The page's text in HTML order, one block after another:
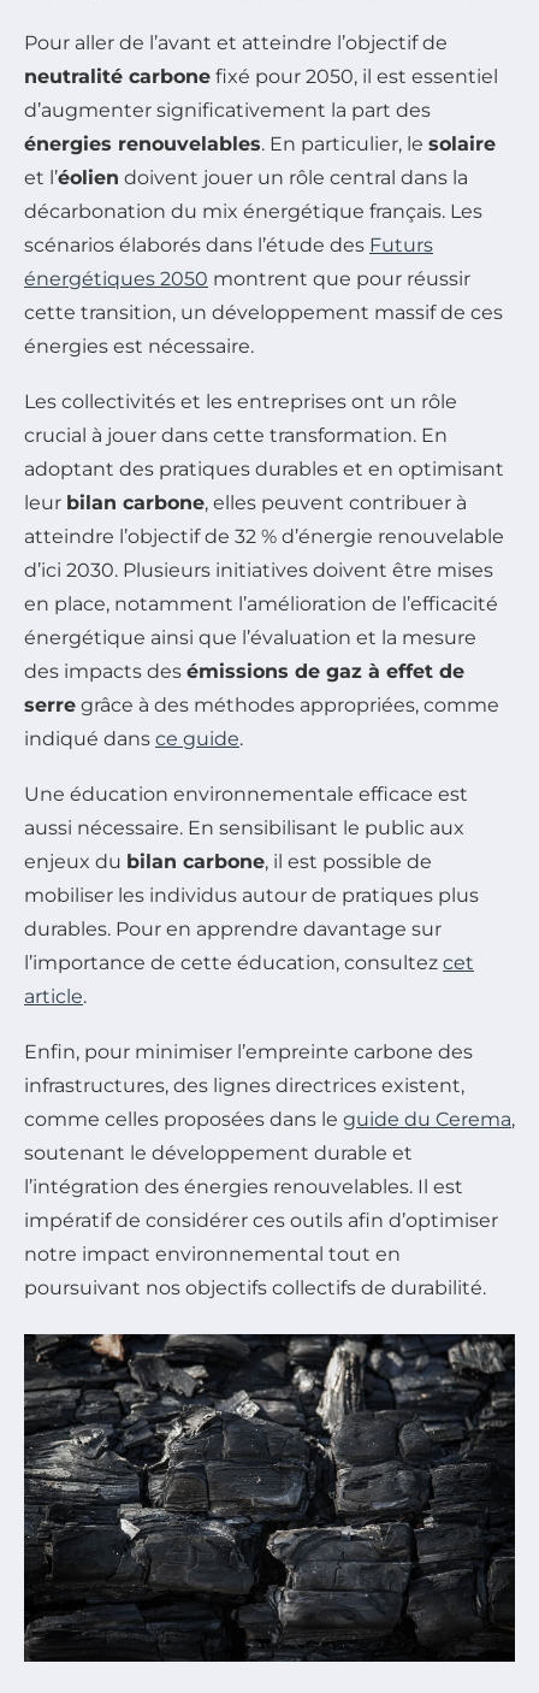
Pour aller de l’avant et atteindre l’objectif de
neutralité carbone fixé pour 2050, il est essentiel
d’augmenter significativement la part des
énergies renouvelables. En particulier, le solaire
et l’éolien doivent jouer un rôle central dans la
décarbonation du mix énergétique français. Les
scénarios élaborés dans l’étude des Futurs
énergétiques 2050 montrent que pour réussir
cette transition, un développement massif de ces
énergies est nécessaire.
Les collectivités et les entreprises ont un rôle
crucial à jouer dans cette transformation. En
adoptant des pratiques durables et en optimisant
leur bilan carbone, elles peuvent contribuer à
atteindre l’objectif de 32 % d’énergie renouvelable
d’ici 2030. Plusieurs initiatives doivent être mises
en place, notamment l’amélioration de l’efficacité
énergétique ainsi que l’évaluation et la mesure
des impacts des émissions de gaz à effet de
serre grâce à des méthodes appropriées, comme
indiqué dans ce guide.
Une éducation environnementale efficace est
aussi nécessaire. En sensibilisant le public aux
enjeux du bilan carbone, il est possible de
mobiliser les individus autour de pratiques plus
durables. Pour en apprendre davantage sur
l’importance de cette éducation, consultez cet
article.
Enfin, pour minimiser l’empreinte carbone des
infrastructures, des lignes directrices existent,
comme celles proposées dans le guide du Cerema,
soutenant le développement durable et
l’intégration des énergies renouvelables. Il est
impératif de considérer ces outils afin d’optimiser
notre impact environnemental tout en
poursuivant nos objectifs collectifs de durabilité.